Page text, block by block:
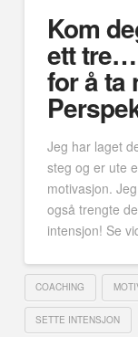
Kom
ett
for å ta
Jeg har laget
steg og er ute
motivasjon.
også trengte
intensjon! Se
COACHING
SETTE INTENSJON